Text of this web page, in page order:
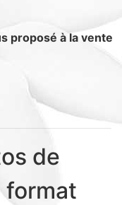
proposé à la vente
de
format